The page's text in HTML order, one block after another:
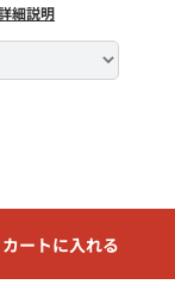
細説明
カートに入れる